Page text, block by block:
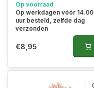
Op voorraad
Op werkdagen vóór 14.00
uur besteld, zelfde dag
verzonden
€8,95